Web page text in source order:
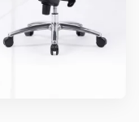
lỗi sản phẩm nào và
kể từ ngày nhận
lòng liên hệ MyChair